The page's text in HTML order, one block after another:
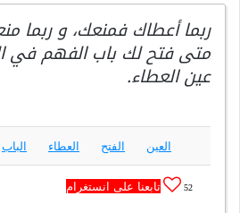
ربما أعطاك فمنعك، و ربما
متى فتح لك باب الفهم في
عين العطاء.
العين الفتح العطاء الباب
52 تابعنا على انستغرام